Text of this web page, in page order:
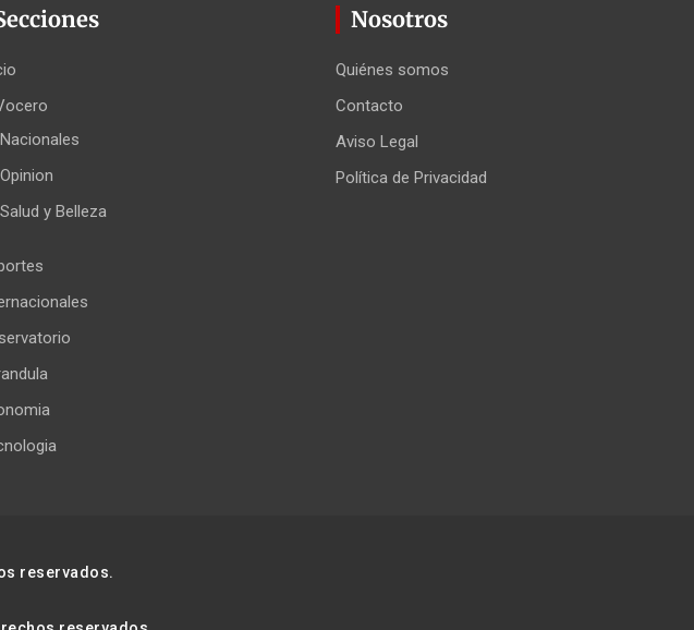
Nacionales
Opinion
Salud y Belleza
Nosotros
Quiénes somos
Contacto
Aviso Legal
Política de Privacidad